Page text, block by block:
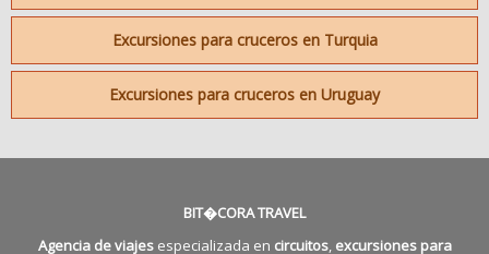
Excursiones para cruceros en Turquia
Excursiones para cruceros en Uruguay
BIT�CORA TRAVEL
Agencia de viajesespecializada en circuitos, excursiones para